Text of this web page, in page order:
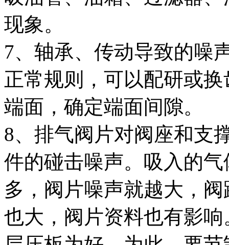
现象。
7、轴承、传动导致的噪
正常规则，可以配研或
端面，确定端面间隙。
8、排气阀片对阀座和支
件的碰击噪声。吸入的
多，阀片噪声就越大，
也大，阀片资料也有影